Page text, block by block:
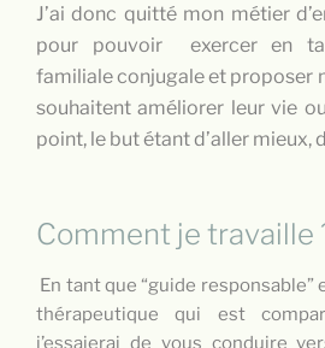
J’ai donc quitté mon métier
pour pouvoir exercer en
familiale conjugale et proposer
souhaitent améliorer leur vie
point, le but étant d’aller mieux,
Comment je travaille
En tant que “guide
thérapeutique qui est
j’essaierai de vous conduire